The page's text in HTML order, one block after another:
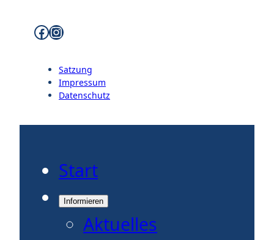
Facebook-Profil
Instagram-Profil
Satzung
Impressum
Datenschutz
Start
Informieren
Aktuelles